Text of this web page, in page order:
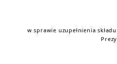
w sprawie uzupełnienia